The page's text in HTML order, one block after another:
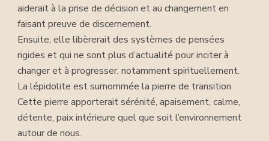
aiderait à la prise de décision et au changement en
faisant preuve de discernement.
Ensuite, elle libèrerait des systèmes de pensées
rigides et qui ne sont plus d’actualité pour inciter à
changer et à progresser, notamment spirituellement.
La lépidolite est surnommée la pierre de transition
Cette pierre apporterait sérénité, apaisement, calme,
détente, paix intérieure quel que soit l’environnement
autour de nous.